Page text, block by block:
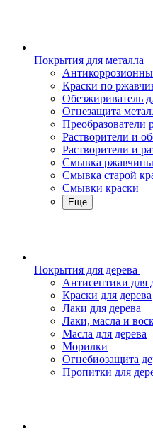
Покрытия для металла
Краски по
Обезжириватель
Огнезащита
Преобразователи
Растворители и
Растворители и
Смывка ржавчины
Смывка старой
Смывки краски
Еще
Покрытия для дерева
Антисептики для
Краски для дерева
Лаки для дерева
Лаки, масла и
Масла для дерева
Морилки
Огнебиозащита
Пропитки для